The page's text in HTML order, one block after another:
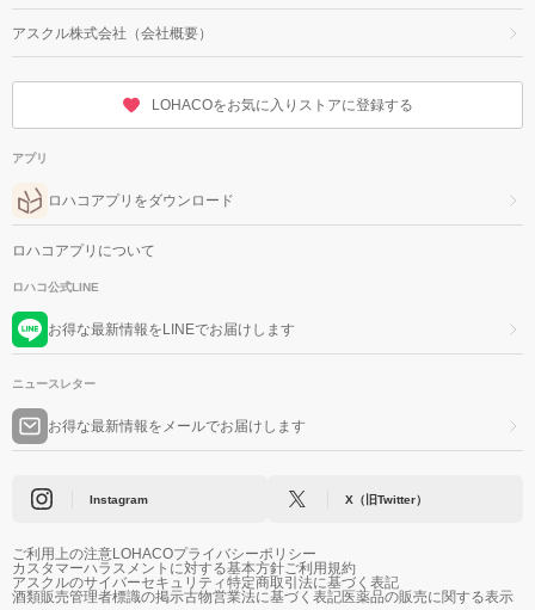
アスクル株式会社（会社概要）
LOHACOをお気に入りストアに登録する
アプリ
ロハコアプリをダウンロード
ロハコアプリについて
ロハコ公式LINE
お得な最新情報をLINEでお届けします
ニュースレター
お得な最新情報をメールでお届けします
Instagram X（旧Twitter）
ご利用上の注意LOHACOプライバシーポリシー
カスタマーハラスメントに対する基本方針ご利用規約
アスクルのサイバーセキュリティ特定商取引法に基づく表記
酒類販売管理者標識の掲示古物営業法に基づく表記医薬品の販売に関する表示